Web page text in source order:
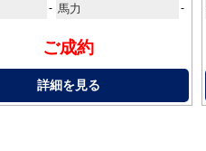
- 馬力 -
ご成約
詳細を見る